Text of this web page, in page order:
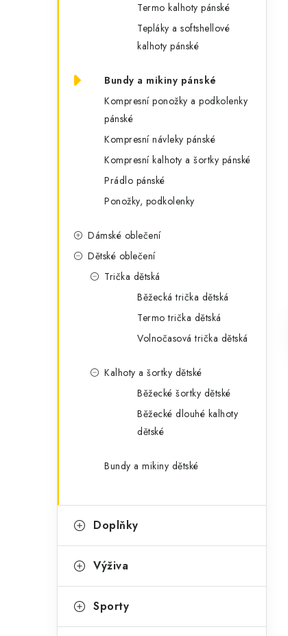
Termo kalhoty pánské
Tepláky a softshellové
kalhoty pánské
Bundy a mikiny pánské
Kompresní ponožky a podkolenky
pánské
Kompresní návleky pánské
Kompresní kalhoty a šortky pánské
Prádlo pánské
Ponožky, podkolenky
Dámské oblečení
Dětské oblečení
Trička dětská
Běžecká trička dětská
Termo trička dětská
Volnočasová trička dětská
Kalhoty a šortky dětské
Běžecké šortky dětské
Běžecké dlouhé kalhoty
dětské
Bundy a mikiny dětské
Doplňky
Výživa
Sporty